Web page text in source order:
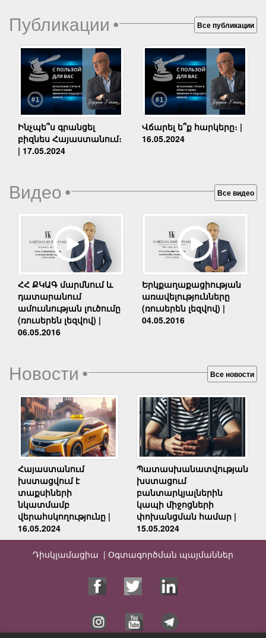
Публикации• Все публикации
Ինչպե՞ս գրանցել
բիզնես Հայաստանում։
| 17.05.2024
Վճարել ե՞ք հարկերը։ |
16.05.2024
Видео• Все видео
ՀՀ ՔԿԱԳ մարմնում և
դատարանում
ամուսնության լուծումը
(ռուսերեն լեզվով) |
06.05.2016
Երկքաղաքացիության
առավելությունները
(ռուսերեն լեզվով) |
04.05.2016
Новости• Все новости
Հայաստանում
խստացվում է
տաքսիների
նկատմամբ
վերահսկողությունը |
16.05.2024
Պատասխանատվության
խստացում
բանտարկյալներին
կապի միջոցների
փոխանցման համար |
15.05.2024
Դիսկլամացիա | Օգտագործման պայմաններ